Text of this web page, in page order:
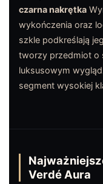
czarna nakrętka
wykończenia oraz
szkle podkreślają
tworzy przedmiot o
luksusowym
segment wysokiej
Verdé Aura